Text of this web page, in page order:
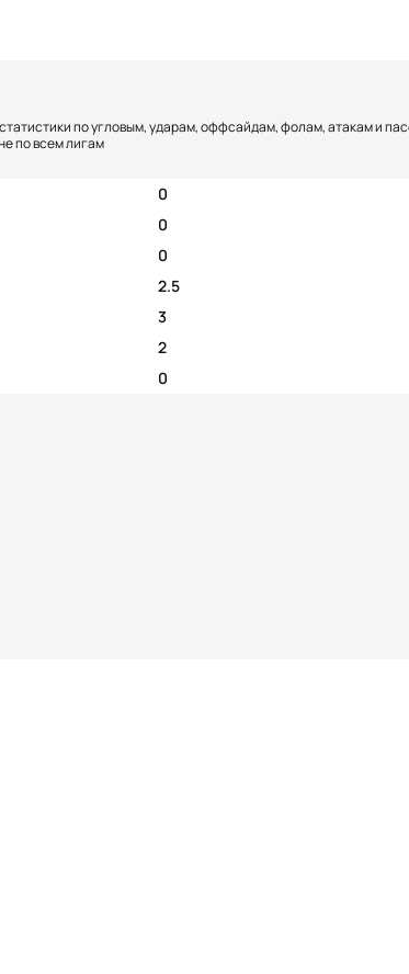
по угловым, ударам, оффсайдам, фолам, атакам и
по всем лигам
0
0
0
2.5
3
2
0